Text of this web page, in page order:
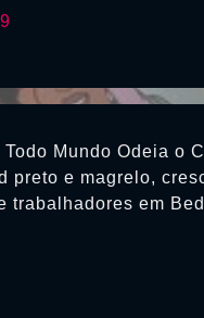
Mundo Odeia o
preto e magrelo,
trabalhadores em